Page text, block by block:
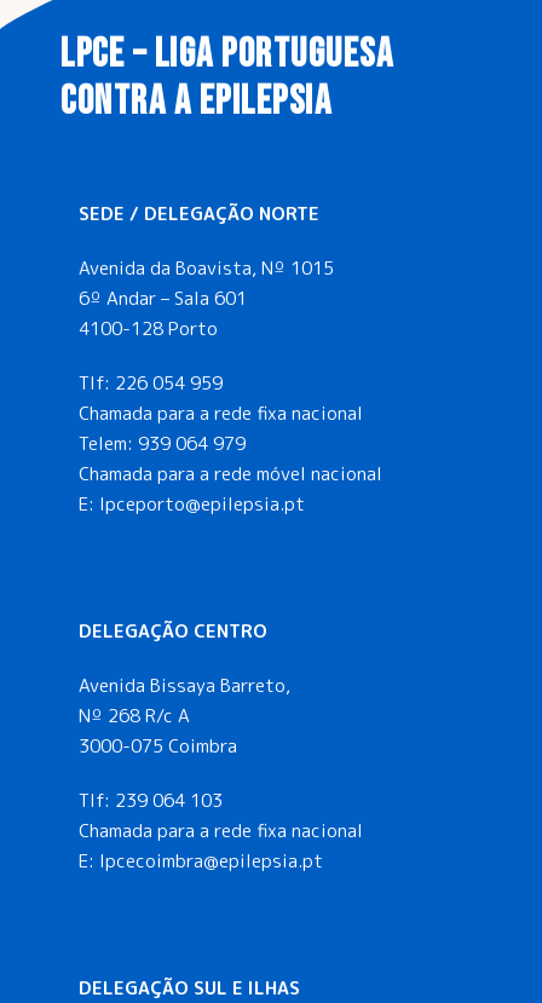
LPCE – LIGA PORTUGUESA
CONTRA A EPILEPSIA
SEDE / DELEGAÇÃO NORTE
Avenida da Boavista, Nº 1015
6º Andar – Sala 601
4100-128 Porto
Tlf: 226 054 959
Chamada para a rede fixa nacional
Telem: 939 064 979
Chamada para a rede móvel nacional
E: lpceporto@epilepsia.pt
DELEGAÇÃO CENTRO
Avenida Bissaya Barreto,
Nº 268 R/c A
3000-075 Coimbra
Tlf: 239 064 103
Chamada para a rede fixa nacional
E: lpcecoimbra@epilepsia.pt
DELEGAÇÃO SUL E ILHAS